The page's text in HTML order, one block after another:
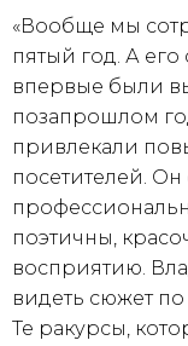
«Вообще мы
пятый год. А
впервые были
позапрошлом
привлекали
посетителей.
поэтичны,
восприятию.
видеть сюжет
Те ракурсы,